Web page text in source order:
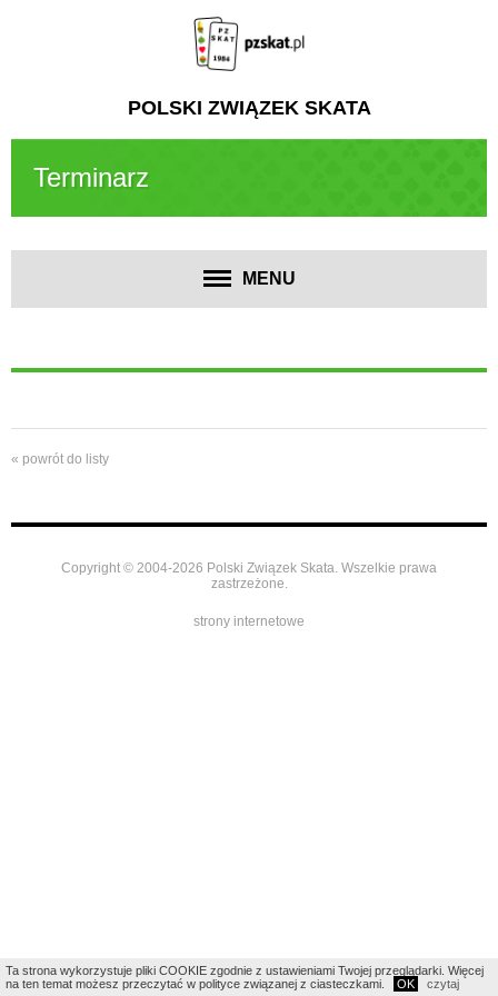
POLSKI ZWIĄZEK SKATA
Terminarz
MENU
« powrót do listy
Copyright © 2004-2026 Polski Związek Skata. Wszelkie prawa
zastrzeżone.
strony internetowe
Ta strona wykorzystuje pliki COOKIE zgodnie z ustawieniami Twojej przeglądarki. Więcej
na ten temat możesz przeczytać w polityce związanej z ciasteczkami.
OK czytaj